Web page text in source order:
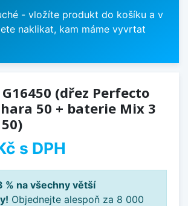
- vložíte produkt do košíku a v
naklikat, kam máme vyvrtat
(dřez Perfecto
50 + baterie Mix 3
s DPH
% na všechny větší
Objednejte alespoň za 8 000